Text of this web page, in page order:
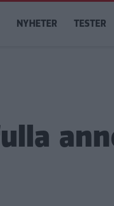
Main
navigation
NYHETER TESTER